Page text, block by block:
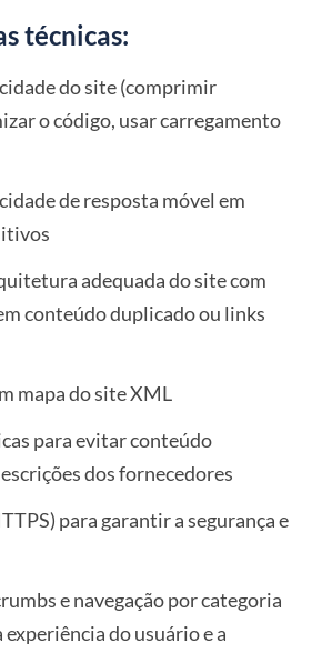
técnicas:
do site (comprimir
o código, usar carregamento
de resposta móvel em
adequada do site com
conteúdo duplicado ou links
mapa do site XML
para evitar conteúdo
dos fornecedores
para garantir a segurança e
e navegação por categoria
do usuário e a